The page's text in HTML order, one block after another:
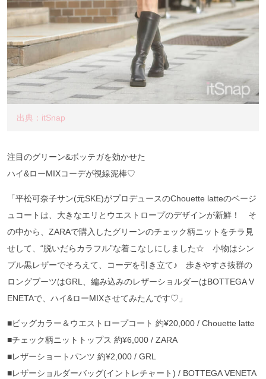
出典：itSnap
注目のグリーン&ボッテガを効かせた
ハイ&ローMIXコーデが視線泥棒♡
「平松可奈子サン(元SKE)がプロデュースのChouette latteのベージ
ュコートは、大きなエリとウエストロープのデザインが新鮮！ そ
の中から、ZARAで購入したグリーンのチェック柄ニットをチラ見
せして、“脱いだらカラフル”な着こなしにしました☆ 小物はシン
プル黒レザーでそろえて、コーデを引き立て♪ 歩きやすさ抜群の
ロングブーツはGRL、編み込みのレザーショルダーはBOTTEGA V
ENETAで、ハイ&ローMIXさせてみたんです♡」
■ビッグカラー＆ウエストロープコート 約¥20,000 / Chouette latte
■チェック柄ニットトップス 約¥6,000 / ZARA
■レザーショートパンツ 約¥2,000 / GRL
■レザーショルダーバッグ(イントレチャート) / BOTTEGA VENETA